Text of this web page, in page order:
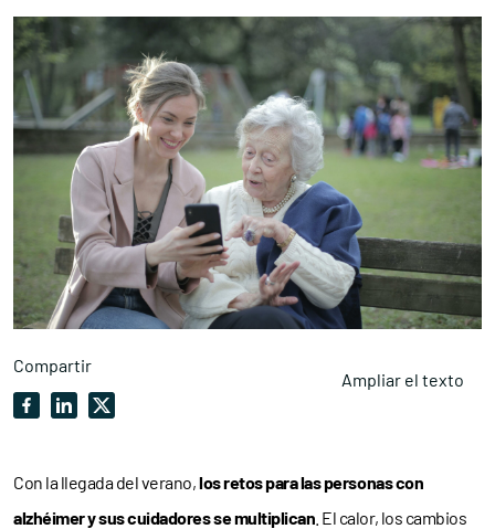
Compartir
Ampliar el texto
Con la llegada del verano,los retos para las personas con
alzhéimer y sus cuidadores se multiplican . El calor, los cambios